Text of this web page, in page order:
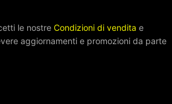
le nostre Condizioni di vendita e
aggiornamenti e promozioni da parte